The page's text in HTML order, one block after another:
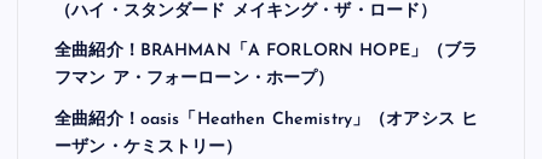
（ハイ・スタンダード メイキング・ザ・ロード）
全曲紹介！BRAHMAN「A FORLORN HOPE」（ブラ
フマン ア・フォーローン・ホープ）
全曲紹介！oasis「Heathen Chemistry」（オアシス ヒ
ーザン・ケミストリー）